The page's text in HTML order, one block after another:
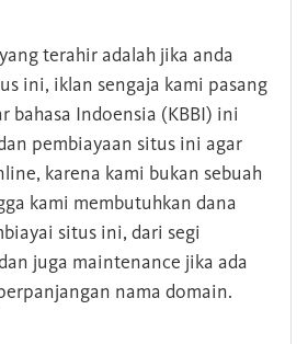
terahir adalah jika anda
ini, iklan sengaja kami pasang
bahasa Indoensia (KBBI) ini
pembiayaan situs ini agar
karena kami bukan sebuah
kami membutuhkan dana
situs ini, dari segi
juga maintenance jika ada
nama domain.